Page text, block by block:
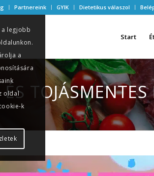
Partnereink GYIK Dietetikus válaszol
Start
a legjobb
a
oldal
k